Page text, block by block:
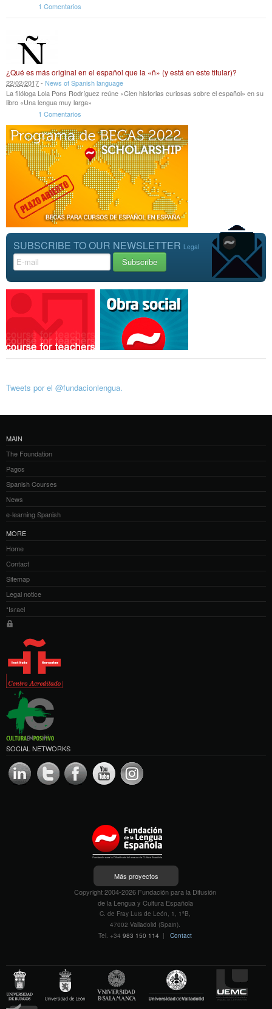
1 Comentarios
¿Qué es más original en el español que la «ñ» (y está en este titular)?
22/02/2017- News of Spanish language
La filóloga Lola Pons Rodríguez reúne «Cien historias curiosas sobre el español» en su
libro «Una lengua muy larga»
1 Comentarios
SUBSCRIBE TO OUR NEWSLETTER Legal
Tweets por el @fundacionlengua.
MAIN
The Foundation
Pagos
Spanish Courses
News
e-learning Spanish
MORE
Home
Contact
Sitemap
Legal notice
*Israel
SOCIAL NETWORKS
Más proyectos
Copyright 2004-2026 Fundación para la Difusión
de la Lengua y Cultura Española
C. de Fray Luis de León, 1, 1ºB,
47002 Valladolid (Spain).
Tel. +34 983 150 114 | Contact